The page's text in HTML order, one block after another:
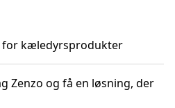
for kæledyrsprodukter
Zenzo og få en løsning, der